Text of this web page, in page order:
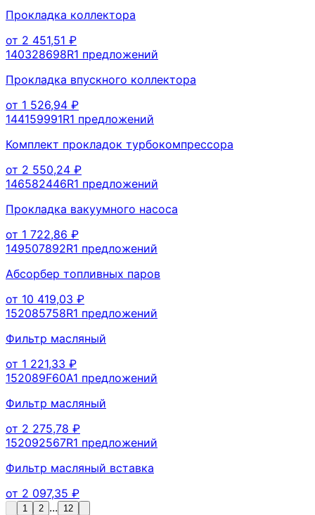
Прокладка коллектора
от 2 451,51 ₽
140328698R1 предложений
Прокладка впускного коллектора
от 1 526,94 ₽
144159991R1 предложений
Комплект прокладок турбокомпрессора
от 2 550,24 ₽
146582446R1 предложений
Прокладка вакуумного насоса
от 1 722,86 ₽
149507892R1 предложений
Абсорбер топливных паров
от 10 419,03 ₽
152085758R1 предложений
Фильтр масляный
от 1 221,33 ₽
152089F60A1 предложений
Фильтр масляный
от 2 275,78 ₽
152092567R1 предложений
Фильтр масляный вставка
от 2 097,35 ₽
1 2 ... 12